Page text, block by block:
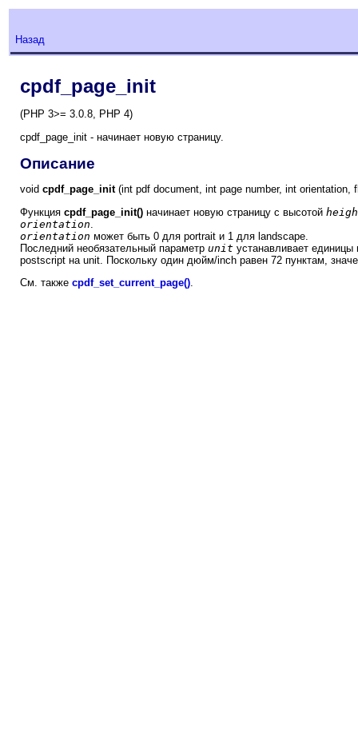
Назад
cpdf_page_init
(PHP 3>= 3.0.8, PHP 4)
cpdf_page_init - начинает новую страницу.
Описание
void cpdf_page_init(int pdf document, int page number, int orientation,
Функция cpdf_page_init() начинает новую страницу с высотой
orientation
orientation может быть 0 для portrait и 1 для landscape.
Последний необязательный параметр unit устанавливает
postscript на unit. Поскольку один дюйм/inch равен 72 пунктам,
См. также cpdf_set_current_page().